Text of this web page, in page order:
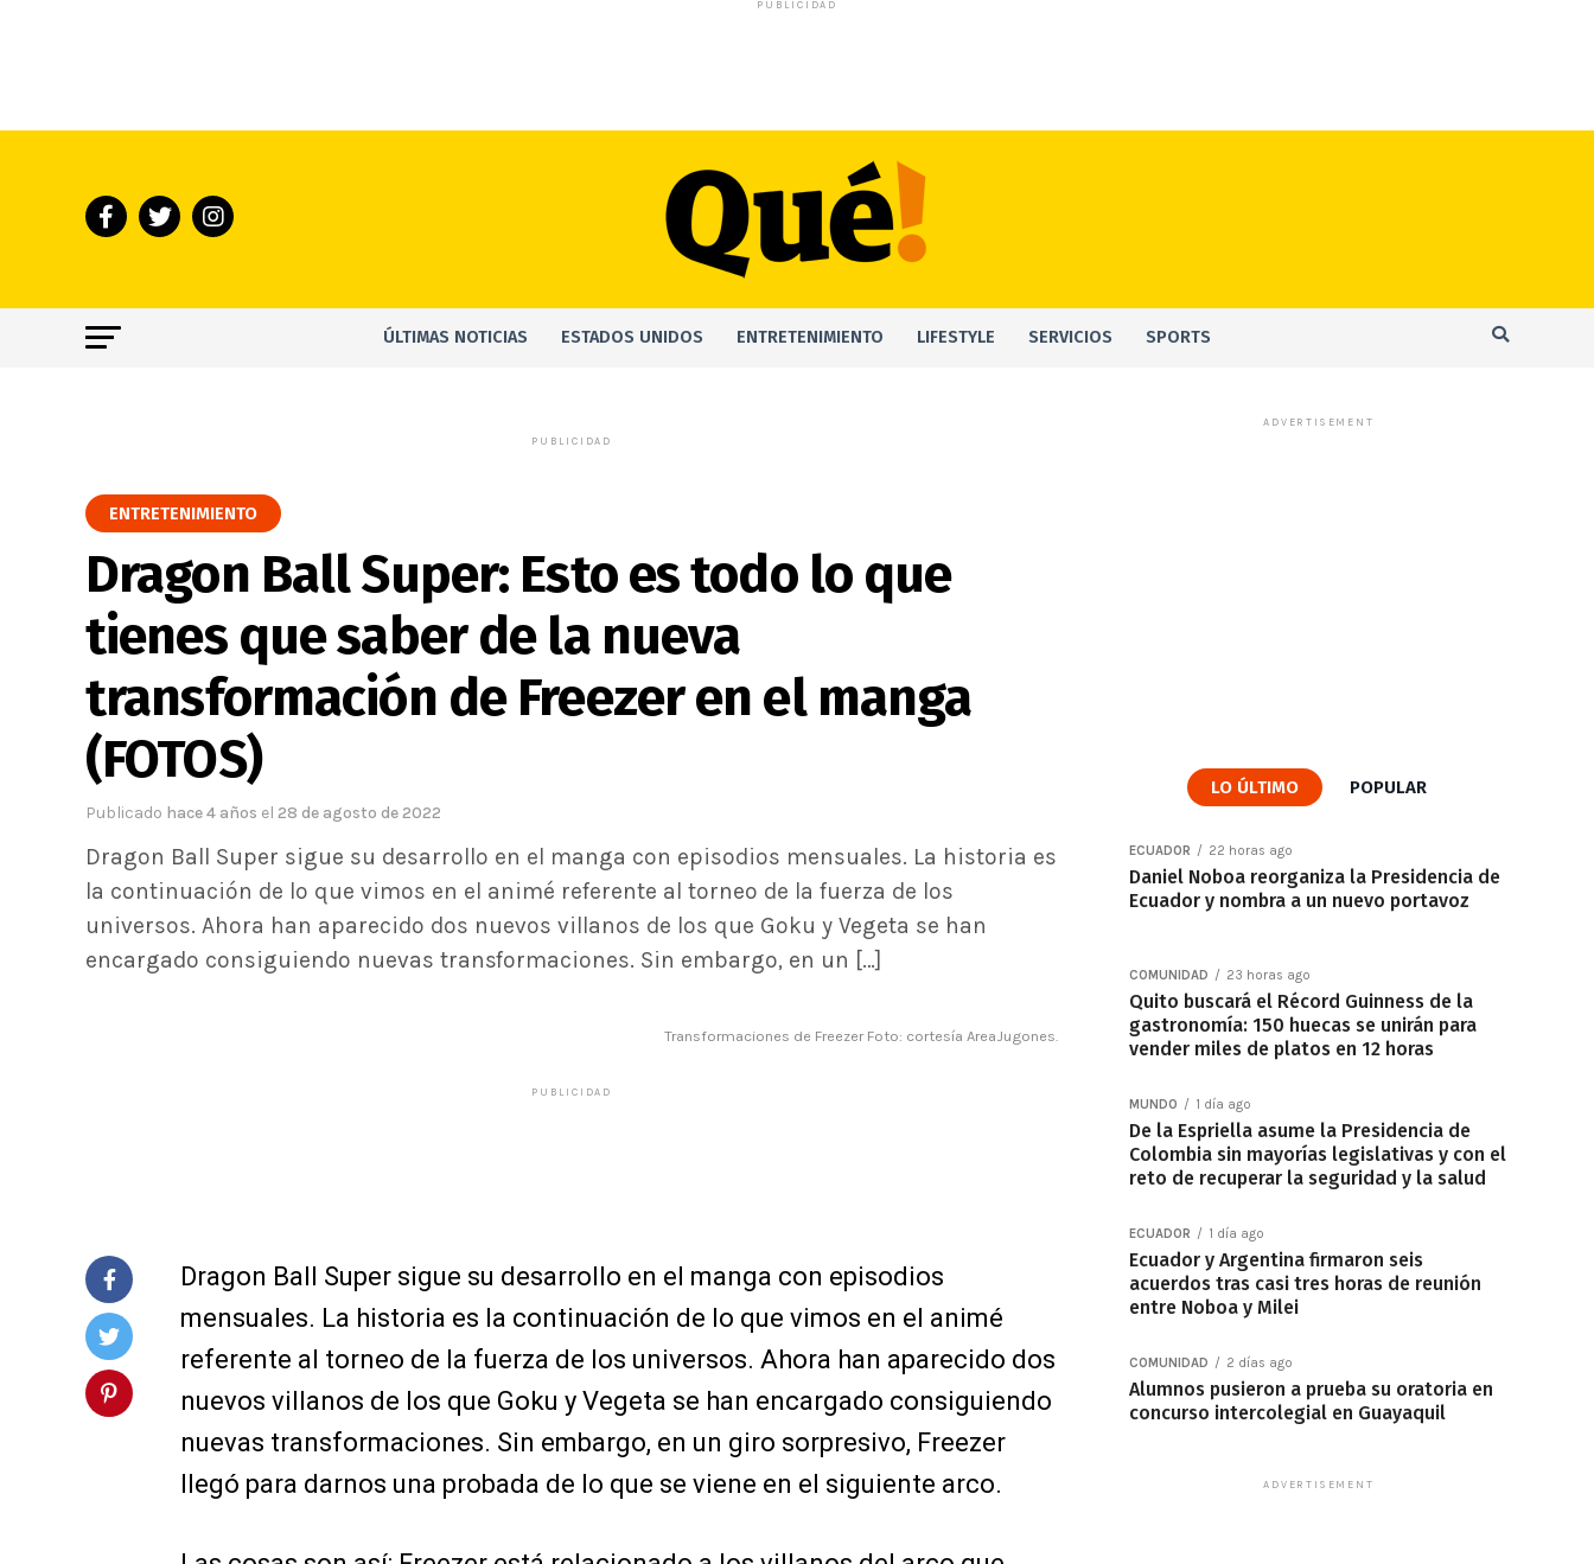
PUBLICIDAD
ÚLTIMAS NOTICIAS ESTADOS UNIDOS ENTRETENIMIENTO LIFESTYLE SERVICIOS SPORTS
PUBLICIDAD
ENTRETENIMIENTO
Dragon Ball Super: Esto es todo lo que
tienes que saber de la nueva
transformación de Freezer en el manga
(FOTOS)
Publicado hace 4 años el 28 de agosto de 2022
Dragon Ball Super sigue su desarrollo en el manga con episodios mensuales. La historia es
la continuación de lo que vimos en el animé referente al torneo de la fuerza de los
universos. Ahora han aparecido dos nuevos villanos de los que Goku y Vegeta se han
encargado consiguiendo nuevas transformaciones. Sin embargo, en un […]
Transformaciones de Freezer Foto: cortesía AreaJugones.
PUBLICIDAD
Dragon Ball Super sigue su desarrollo en el manga con episodios
mensuales. La historia es la continuación de lo que vimos en el animé
referente al torneo de la fuerza de los universos. Ahora han aparecido dos
nuevos villanos de los que Goku y Vegeta se han encargado consiguiendo
nuevas transformaciones. Sin embargo, en un giro sorpresivo, Freezer
llegó para darnos una probada de lo que se viene en el siguiente arco.
ADVERTISEMENT
LO ÚLTIMO POPULAR
ECUADOR 22 horas ago
Daniel Noboa reorganiza la Presidencia de
Ecuador y nombra a un nuevo portavoz
COMUNIDAD 23 horas ago
Quito buscará el Récord Guinness de la
gastronomía: 150 huecas se unirán para
vender miles de platos en 12 horas
MUNDO 1 día ago
De la Espriella asume la Presidencia de
Colombia sin mayorías legislativas y con el
reto de recuperar la seguridad y la salud
ECUADOR 1 día ago
Ecuador y Argentina firmaron seis
acuerdos tras casi tres horas de reunión
entre Noboa y Milei
COMUNIDAD 2 días ago
Alumnos pusieron a prueba su oratoria en
concurso intercolegial en Guayaquil
ADVERTISEMENT